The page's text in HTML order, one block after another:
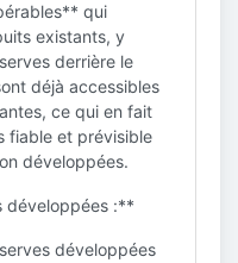
qui
existants, y
derrière le
déjà accessibles
ce qui en fait
fiable et prévisible
développées.
développées :**
développées